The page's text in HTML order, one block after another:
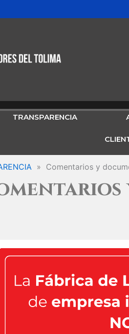
TRANSPARENCIA
» Comentarios y